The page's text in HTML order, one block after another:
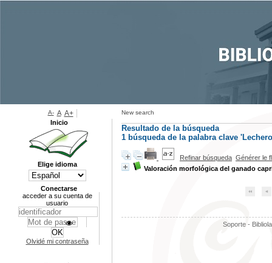
New search
Resultado de la búsqueda
1 búsqueda de la palabra clave
Refinar búsqueda Générer le
Valoración morfológica del ganado
Soporte -
A- A A+
Inicio
Elige idioma
Conectarse
acceder a su cuenta de
usuario
Olvidé mi contraseña